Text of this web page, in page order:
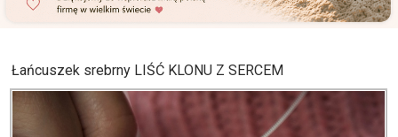
Łańcuszek srebrny LIŚĆ KLONU Z SERCEM